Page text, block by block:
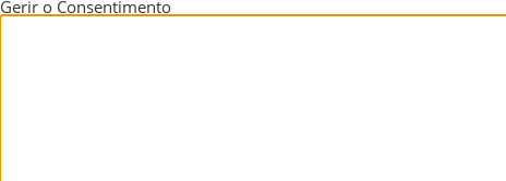
Gerir o Consentimento